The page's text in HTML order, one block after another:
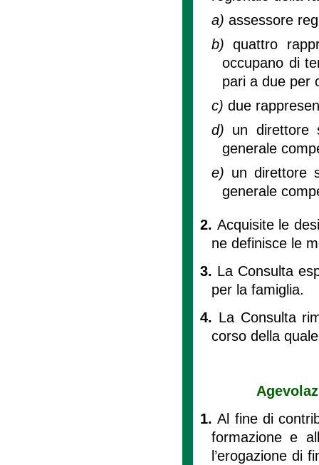
a) assessore
b)quattro
occupano di
pari a due per
c) due
d) un direttore
generale
e) un direttore
generale
2. Acquisite le
ne definisce le
3. La Consulta
per la famiglia.
4. La Consulta
corso della
1.Al fine di
formazione e
l’erogazione di